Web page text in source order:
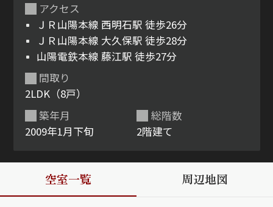
ルームツアー
アクセス
ＪＲ山陽本線 西明石駅 徒歩26分
ＪＲ山陽本線 大久保駅 徒歩28分
山陽電鉄本線 藤江駅 徒歩27分
築年月
2009年1月下旬
間取り
2LDK（8戸）
総階数
2階建て
空室一覧 周辺地図